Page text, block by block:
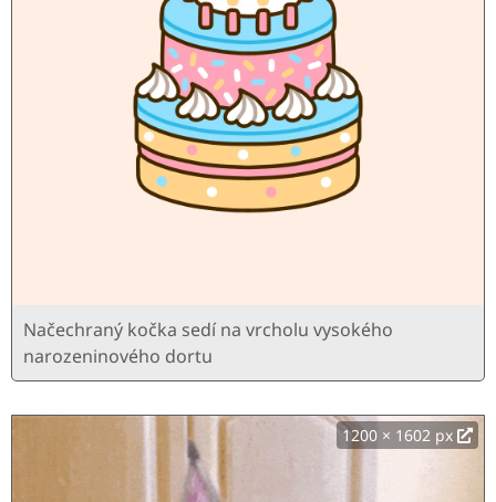
Načechraný kočka sedí na vrcholu vysokého
narozeninového dortu
1200 × 1602 px